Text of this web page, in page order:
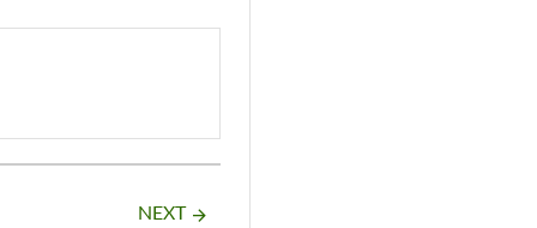
NEXT arrow_forward